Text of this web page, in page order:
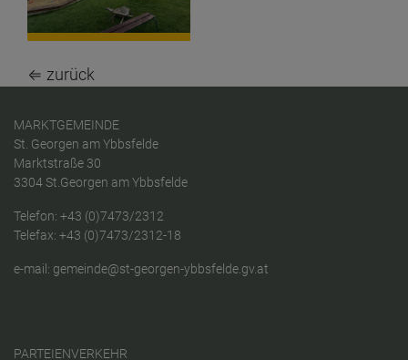
⇐ zurück
MARKTGEMEINDE
St. Georgen am Ybbsfelde
Marktstraße 30
3304 St.Georgen am Ybbsfelde
Telefon: +43 (0)7473/2312
Telefax: +43 (0)7473/2312-18
e-mail: gemeinde@st-georgen-ybbsfelde.gv.at
PARTEIENVERKEHR